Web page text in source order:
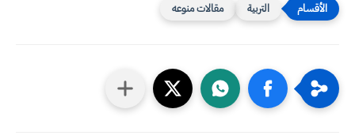
التربية مقالات منوعه